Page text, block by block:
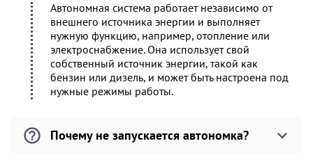
Автономная система работает независимо от
внешнего источника энергии и выполняет
нужную функцию, например, отопление или
электроснабжение. Она использует свой
собственный источник энергии, такой как
бензин или дизель, и может быть настроена под
нужные режимы работы.
Почему не запускается автономка?